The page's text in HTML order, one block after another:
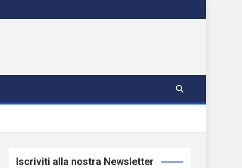
Iscriviti alla nostra Newsletter